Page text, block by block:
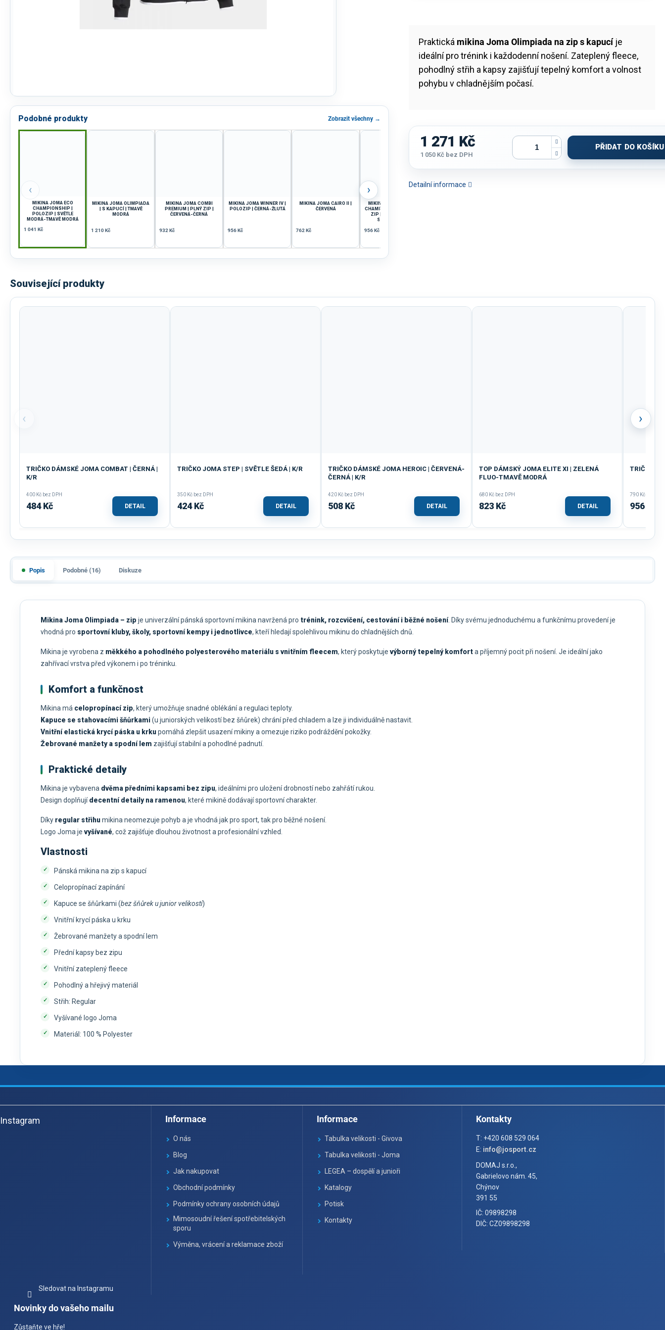
Podobné produkty Zobrazit všechny →
‹
MIKINA JOMA ECO
CHAMPIONSHIP |
POLOZIP | SVĚTLE
MODRÁ-TMAVĚ MODRÁ
1 041 Kč
MIKINA JOMA OLIMPIADA
| S KAPUCÍ | TMAVĚ
MODRÁ
1 210 Kč
MIKINA JOMA COMBI
PREMIUM | PLNÝ ZIP |
ČERVENÁ-ČERNÁ
932 Kč
MIKINA JOMA WINNER IV |
POLOZIP | ČERNÁ-ŽLUTÁ
956 Kč
MIKINA JOMA CAIRO II |
ČERVENÁ
762 Kč
MIKINA DÁMSKÁ JOMA
CHAMPIONSHIP 20 | PLNÝ
ZIP | TMAVĚ MODRÁ-
SVĚTLE MODRÁ
956 Kč
›
Praktická mikina Joma Olimpiada na zip s kapucíje
ideální pro trénink i každodenní nošení. Zateplený fleece,
pohodlný střih a kapsy zajišťují tepelný komfort a volnost
pohybu v chladnějším počasí.
Detailní informace
1 271 Kč
1 050 Kč bez DPH
PŘIDAT DO KOŠÍKU
Související produkty
‹
TRIČKO DÁMSKÉ JOMA COMBAT | ČERNÁ |
K/R
400 Kč bez DPH
484 Kč DETAIL
TRIČKO JOMA STEP | SVĚTLE ŠEDÁ | K/R
350 Kč bez DPH
424 Kč DETAIL
TRIČKO DÁMSKÉ JOMA HEROIC | ČERVENÁ-
ČERNÁ | K/R
420 Kč bez DPH
508 Kč DETAIL
TOP DÁMSKÝ JOMA ELITE XI | ZELENÁ
FLUO-TMAVĚ MODRÁ
680 Kč bez DPH
823 Kč DETAIL
TRIČKO
790 Kč bez
956 Kč
›
Popis Podobné (16) Diskuze
Mikina Joma Olimpiada – zip je univerzální pánská sportovní mikina navržená pro trénink, rozcvičení, cestování i běžné nošení. Díky svému jednoduchému a funkčnímu provedení je
vhodná pro sportovní kluby, školy, sportovní kempy i jednotlivce, kteří hledají spolehlivou mikinu do chladnějších dnů.
Mikina je vyrobena z měkkého a pohodlného polyesterového materiálu s vnitřním fleecem, který poskytuje výborný tepelný komforta příjemný pocit při nošení. Je ideální jako
zahřívací vrstva před výkonem i po tréninku.
Komfort a funkčnost
Mikina má celopropínací zip, který umožňuje snadné oblékání a regulaci teploty.
Kapuce se stahovacími šňůrkami(u juniorských velikostí bez šňůrek) chrání před chladem a lze ji individuálně nastavit.
Vnitřní elastická krycí páska u krkupomáhá zlepšit usazení mikiny a omezuje riziko podráždění pokožky.
Žebrované manžety a spodní lem zajišťují stabilní a pohodlné padnutí.
Praktické detaily
Mikina je vybavena dvěma předními kapsami bez zipu, ideálními pro uložení drobností nebo zahřátí rukou.
Design doplňujídecentní detaily na ramenou, které mikině dodávají sportovní charakter.
Díky regular střihumikina neomezuje pohyb a je vhodná jak pro sport, tak pro běžné nošení.
Logo Joma je vyšívané, což zajišťuje dlouhou životnost a profesionální vzhled.
Vlastnosti
Pánská mikina na zip s kapucí
Celopropínací zapínání
Kapuce se šňůrkami (bez šňůrek u junior velikostí)
Vnitřní krycí páska u krku
Žebrované manžety a spodní lem
Přední kapsy bez zipu
Vnitřní zateplený fleece
Pohodlný a hřejivý materiál
Střih: Regular
Vyšívané logo Joma
Materiál: 100 % Polyester
á
pInstagram
Sledovat na Instagramu
Informace
O nás
Blog
Jak nakupovat
Obchodní podmínky
Podmínky ochrany osobních údajů
Mimosoudní řešení spotřebitelských
sporu
Výměna, vrácení a reklamace zboží
Informace
Tabulka velikosti - Givova
Tabulka velikosti - Joma
LEGEA – dospělí a junioři
Katalogy
Potisk
Kontakty
Kontakty
T: +420 608 529 064
E: info@josport.cz
DOMAJ s.r.o.,
Gabrielovo nám. 45,
Chýnov
391 55
IČ: 09898298
DIČ: CZ09898298
Novinky do vašeho mailu
Zůstaňte ve hře!